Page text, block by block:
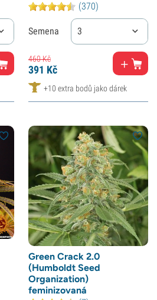
(370)
Semena 3
460Kč
391 Kč
+10 extra bodů jako dárek
Green Crack 2.0
(Humboldt Seed
Organization)
feminizovaná